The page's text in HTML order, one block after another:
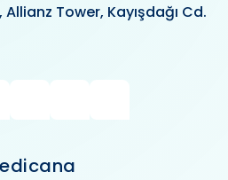
Tower, Kayışdağı Cd.